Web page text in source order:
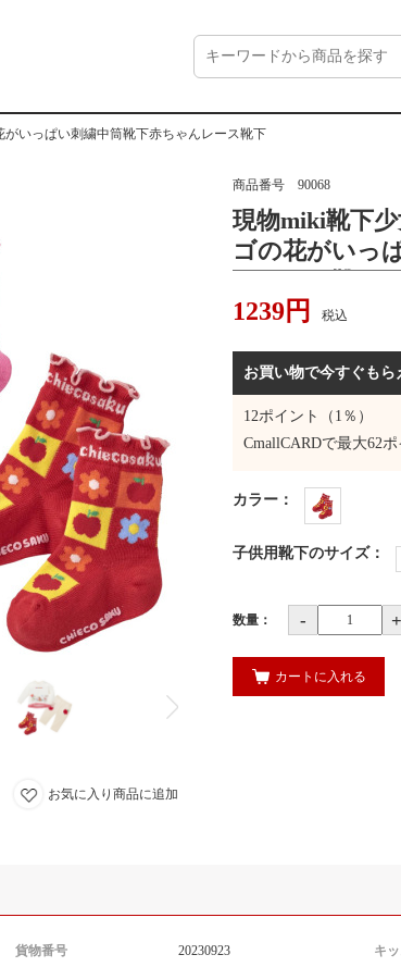
いっぱい刺繍中筒靴下赤ちゃんレース靴下
お気に入り商品に追加
商品番号 90068
現物miki靴下
ゴの花がいっ
1239円 税込
お買い物で今すぐもら
12ポイント（1％）
CmallCARDで最大62ポ
カラー ：
子供用靴下のサイズ：
数量： - +
カートに入れる
貨物番号 20230923 キ